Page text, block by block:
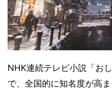
NHK連続テレビ小説「お
で、全国的に知名度が高